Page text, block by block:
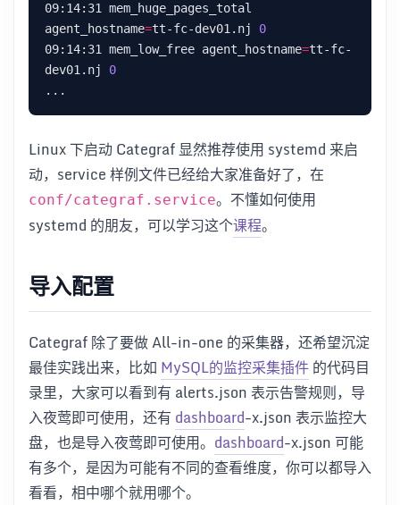
09:14:31 mem_huge_pages_total
agent_hostname=tt-fc-dev01.nj 0
09:14:31 mem_low_free agent_hostname=tt-fc-
dev01.nj 0
Linux 下启动 Categraf 显然推荐使用 systemd 来启
动，service 样例文件已经给大家准备好了，在
conf/categraf.service。不懂如何使用
systemd 的朋友，可以学习这个课程。
导入配置
Categraf 除了要做 All-in-one 的采集器，还希望沉淀
最佳实践出来，比如 MySQL的监控采集插件的代码目
录里，大家可以看到有 alerts.json 表示告警规则，导
入夜莺即可使用，还有 dashboard-x.json 表示监控大
盘，也是导入夜莺即可使用。 dashboard-x.json 可能
有多个，是因为可能有不同的查看维度，你可以都导入
看看，相中哪个就用哪个。